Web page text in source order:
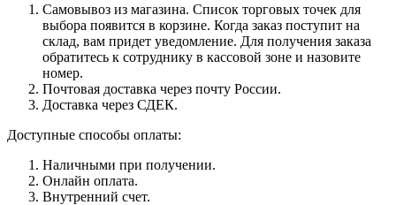
Самовывоз из магазина. Список торговых точек для
выбора появится в корзине. Когда заказ поступит на
склад, вам придет уведомление. Для получения заказа
обратитесь к сотруднику в кассовой зоне и назовите
номер.
Почтовая доставка через почту России.
Доставка через СДЕК.
Доступные способы оплаты:
Наличными при получении.
Онлайн оплата.
Внутренний счет.